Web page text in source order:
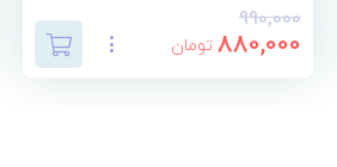
990,000
880,000 تومان